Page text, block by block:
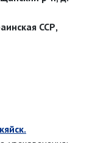
ССР,